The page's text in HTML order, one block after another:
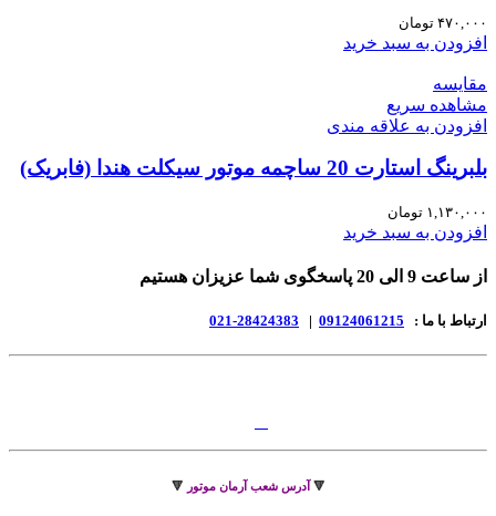
۴۷۰,۰۰۰ تومان
افزودن به سبد خرید
مقایسه
مشاهده سریع
افزودن به علاقه مندی
بلبرینگ استارت 20 ساچمه موتور سیکلت هندا (فابریک)
۱,۱۳۰,۰۰۰ تومان
افزودن به سبد خرید
از ساعت 9 الی 20 پاسخگوی شما عزیزان هستیم
ارتباط با ما : 09124061215
|
28424383-021
🔻 آدرس شعب آرمان موتور 🔻